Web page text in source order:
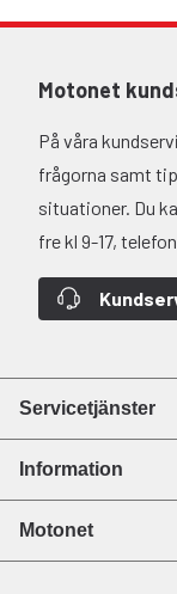
Motonet
På våra
frågorna samt
situationer. Du
fre kl 9-17,
Servicetjänster
Information
Motonet